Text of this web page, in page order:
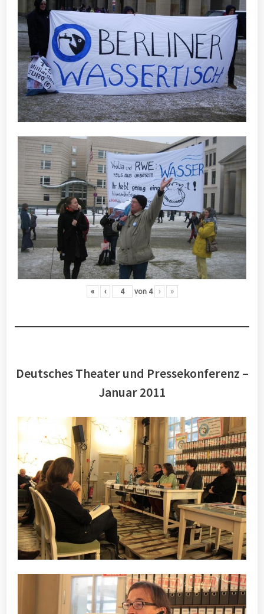
« ‹ von 4 › »
Deutsches Theater und Pressekonferenz –
Januar 2011